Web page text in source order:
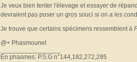
Je veux bien tenter l'élevage et essayer de
devraient pas poser un gros souci si on a les
Je trouve que certains spécimens ressemblent à
@+ Phasmounet
En phasmes: P.S.G n°144,182,272,295